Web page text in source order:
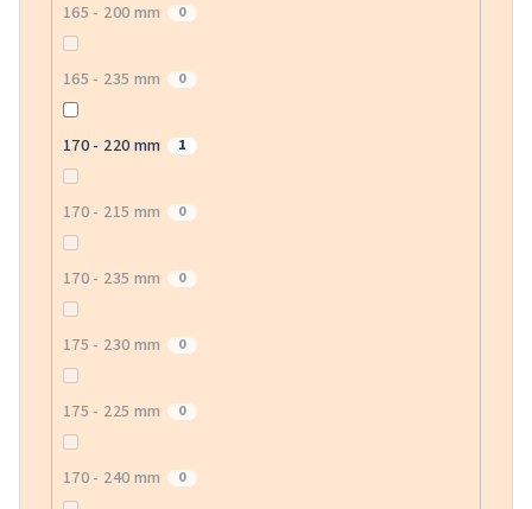
165 - 200 mm 0
165 - 235 mm 0
170 - 220 mm 1
170 - 215 mm 0
170 - 235 mm 0
175 - 230 mm 0
175 - 225 mm 0
170 - 240 mm 0